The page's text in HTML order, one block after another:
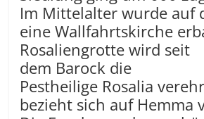
Im Mittelalter wurde auf
eine Wallfahrtskirche
Rosaliengrotte wird seit
dem Barock die
Pestheilige Rosalia
bezieht sich auf Hemma